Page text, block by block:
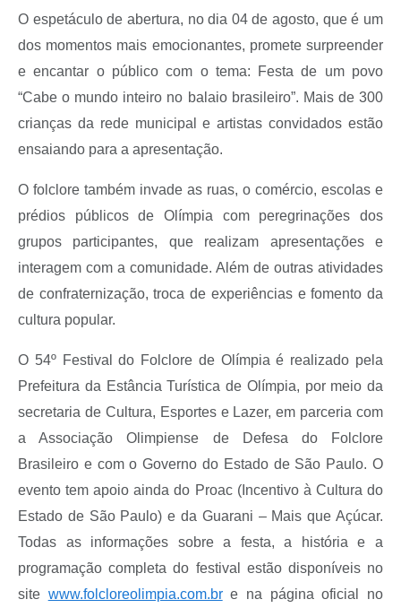
O espetáculo de abertura, no dia 04 de agosto, que é um
dos momentos mais emocionantes, promete surpreender
e encantar o público com o tema: Festa de um povo
“Cabe o mundo inteiro no balaio brasileiro”. Mais de 300
crianças da rede municipal e artistas convidados estão
ensaiando para a apresentação.
O folclore também invade as ruas, o comércio, escolas e
prédios públicos de Olímpia com peregrinações dos
grupos participantes, que realizam apresentações e
interagem com a comunidade. Além de outras atividades
de confraternização, troca de experiências e fomento da
cultura popular.
O 54º Festival do Folclore de Olímpia é realizado pela
Prefeitura da Estância Turística de Olímpia, por meio da
secretaria de Cultura, Esportes e Lazer, em parceria com
a Associação Olimpiense de Defesa do Folclore
Brasileiro e com o Governo do Estado de São Paulo. O
evento tem apoio ainda do Proac (Incentivo à Cultura do
Estado de São Paulo) e da Guarani – Mais que Açúcar.
Todas as informações sobre a festa, a história e a
programação completa do festival estão disponíveis no
site www.folcloreolimpia.com.bre na página oficial no